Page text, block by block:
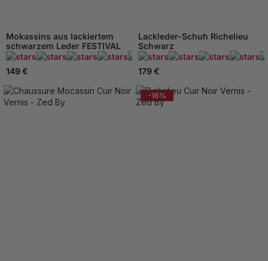
Mokassins aus lackiertem
schwarzem Leder FESTIVAL
149 €
95 Beachten
Lackleder-Schuh Richelieu
Schwarz
179 €
-16%